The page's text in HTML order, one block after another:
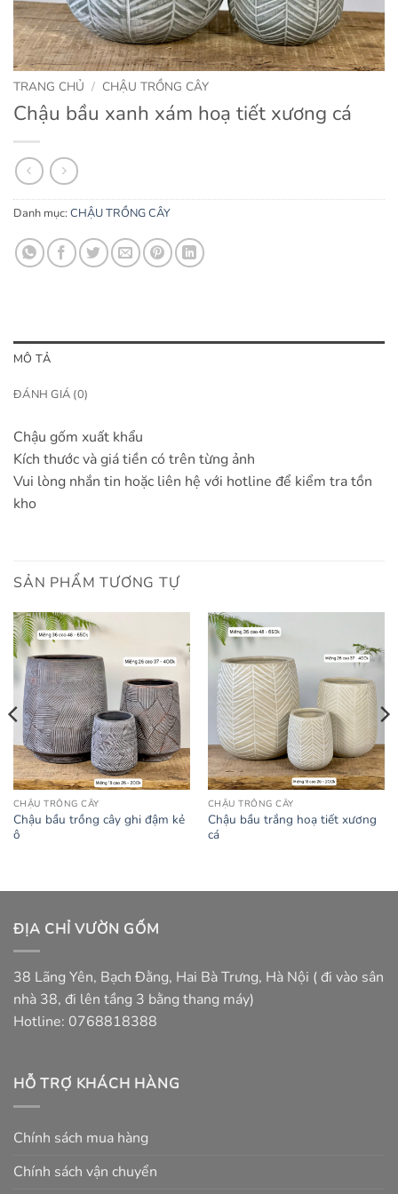
TRANG CHỦ / CHẬU TRỒNG CÂY
Chậu bầu xanh xám hoạ tiết xương cá
Danh mục: CHẬU TRỒNG CÂY
MÔ TẢ
ĐÁNH GIÁ (0)
Chậu gốm xuất khẩu
Kích thước và giá tiền có trên từng ảnh
Vui lòng nhắn tin hoặc liên hệ với hotline để kiểm tra tồn
kho
SẢN PHẨM TƯƠNG TỰ
CHẬU TRỒNG CÂY
Chậu bầu trồng cây ghi đậm kẻ
ô
CHẬU TRỒNG CÂY
Chậu bầu trắng hoạ tiết xương
cá
ĐỊA CHỈ VƯỜN GỐM
38 Lãng Yên, Bạch Đằng, Hai Bà Trưng, Hà Nội ( đi vào sân
nhà 38, đi lên tầng 3 bằng thang máy)
Hotline: 0768818388
HỖ TRỢ KHÁCH HÀNG
Chính sách mua hàng
Chính sách vận chuyển